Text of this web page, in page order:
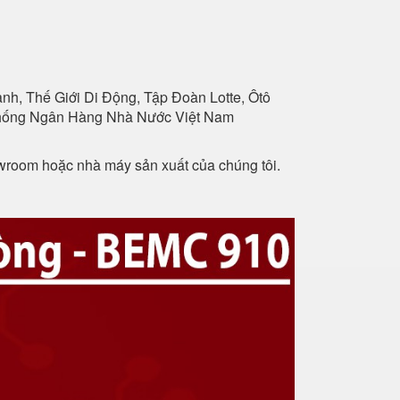
Thế Giới Di Động, Tập Đoàn Lotte, Ôtô
Ngân Hàng Nhà Nước Việt Nam
hoặc nhà máy sản xuất của chúng tôi.